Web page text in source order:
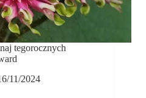
tegorocznych
11/2024